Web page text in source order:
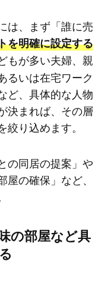
は、まず「誰に売
を明確に設定する
もが多い夫婦、親
るいは在宅ワーク
ど、具体的な人物
決まれば、その層
り込めます。
の同居の提案」や
屋の確保」など、
の部屋など具